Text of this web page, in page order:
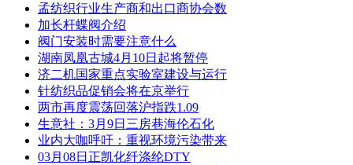
孟纺织行业生产商和出口商协会数
加长杆蝶阀介绍
阀门安装时需要注意什么
湖南凤凰古城4月10日起将暂停
济二机国家重点实验室建设与运行
针纺织品促销会将在京举行
两市再度震荡回落沪指跌1.09
生意社：3月9日三房巷海伦石化
业内大咖呼吁：重视环境污染带来
03月08日正凯化纤涤纶DTY